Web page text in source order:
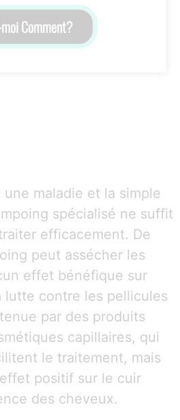
Comment?
maladie et la simple
spécialisé ne suffit
efficacement. De
peut assécher les
effet bénéfique sur
lutte contre les pellicules
par des produits
capillaires, qui
le traitement, mais
positif sur le cuir
des cheveux.